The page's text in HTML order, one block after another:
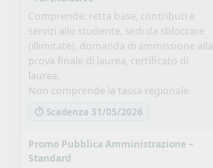
Comprende: retta base, contributi e
servizi allo studente, sedi da sbloccare
(illimitate), domanda di ammissione alla
prova finale di laurea, certificato di
laurea.
Non comprende la tassa regionale.
⏱ Scadenza 31/05/2026
Promo Pubblica Amministrazione –
Standard